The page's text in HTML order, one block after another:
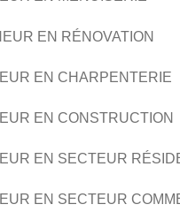
EN RÉNOVATION
EN CHARPENTERIE
EN CONSTRUCTION
EN SECTEUR
EN SECTEUR